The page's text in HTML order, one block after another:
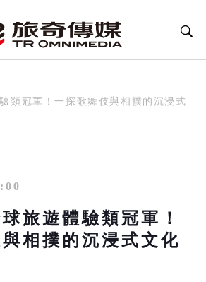
類冠軍！一探歌舞伎與相撲的沉浸式
旅遊體驗類冠軍！
相撲的沉浸式文化